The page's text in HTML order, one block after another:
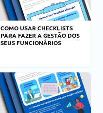
COMO USAR CHECKLISTS
PARA FAZER A GESTÃO DOS
SEUS FUNCIONÁRIOS